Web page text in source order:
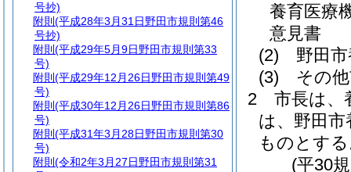
養育医療
意見書
(2)
野田
(3)
その
2
市長は、
は、野田
ものとす
(平30
号抄)
附則 (平成28年3月31日野田市規則第46
号抄)
附則 (平成29年5月9日野田市規則第33
号)
附則 (平成29年12月26日野田市規則第49
号)
附則 (平成30年12月26日野田市規則第86
号)
附則 (平成31年3月28日野田市規則第30
号)
附則 (令和2年3月27日野田市規則第31